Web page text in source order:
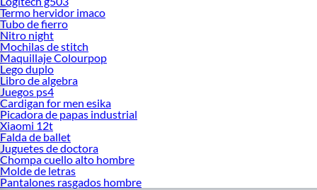
Termo hervidor imaco
Tubo de fierro
Nitro night
Mochilas de stitch
Maquillaje Colourpop
Lego duplo
Libro de algebra
Juegos ps4
Cardigan for men esika
Picadora de papas industrial
Xiaomi 12t
Falda de ballet
Juguetes de doctora
Chompa cuello alto hombre
Molde de letras
Pantalones rasgados hombre